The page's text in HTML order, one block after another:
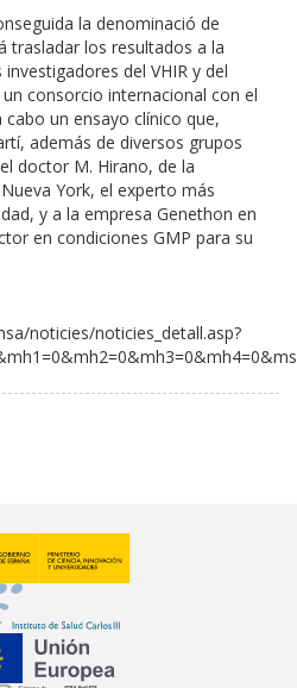
la denominació de
trasladar los resultados a la
del VHIR y del
consorcio internacional con el
un ensayo clínico que,
además de diversos grupos
doctor M. Hirano, de la
York, el experto más
y a la empresa Genethon en
en condiciones GMP para su
noticies/noticies_detall.asp?